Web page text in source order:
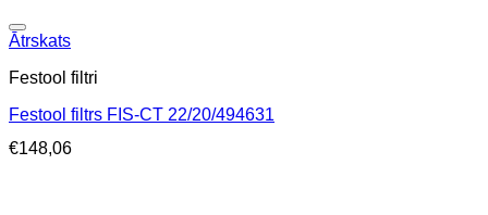
Ātrskats
Festool filtri
Festool filtrs FIS-CT 22/20/494631
€148,06